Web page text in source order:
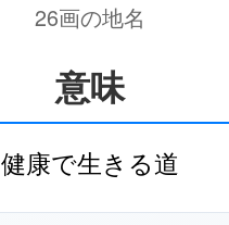
26画の地名
意味
健康で生きる道